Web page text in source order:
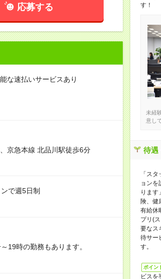
応募する
な速払いサービスあり
京急本線 北品川駅徒歩6分
で週5日制
時の勤務もあります。
す！
未経
意し
待遇
「ス
ョン
ります
険、健
有給休
プリ(
要なス
待サー
す。
ポイン
ビスを